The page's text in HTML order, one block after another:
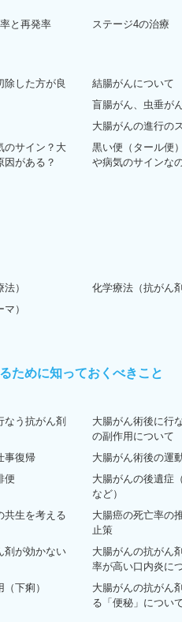
と再発率 ステージ4の治療
除した方が良
結腸がんについて
盲腸がん、虫垂が
大腸がんの進行の
のサイン？大
因がある？
黒い便（タール便
や病気のサインな
） 化学療法（抗がん剤
）
ために知っておくべきこと
なう抗がん剤
大腸がん術後に行
の副作用について
事復帰 大腸がん術後の運
便
大腸がんの後遺症
など）
共生を考える
大腸癌の死亡率の
止策
剤が効かない
大腸がんの抗がん
率が高い口内炎に
下痢）
大腸がんの抗がん
る「便秘」につい